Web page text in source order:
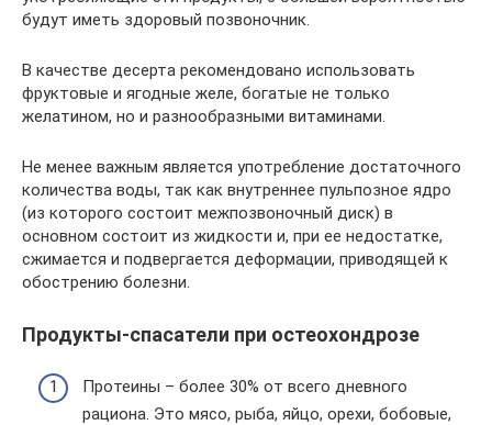
будут иметь здоровый позвоночник.
В качестве десерта рекомендовано использовать
фруктовые и ягодные желе, богатые не только
желатином, но и разнообразными витаминами.
Не менее важным является употребление достаточного
количества воды, так как внутреннее пульпозное ядро
(из которого состоит межпозвоночный диск) в
основном состоит из жидкости и, при ее недостатке,
сжимается и подвергается деформации, приводящей к
обострению болезни.
Продукты-спасатели при остеохондрозе
Протеины – более 30% от всего дневного
рациона. Это мясо, рыба, яйцо, орехи, бобовые,